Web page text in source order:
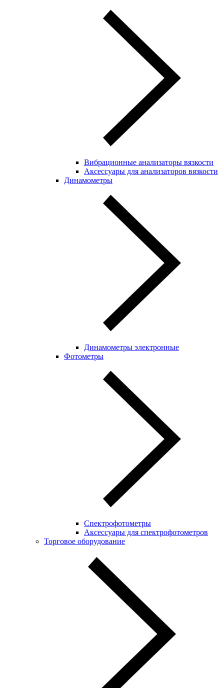
Вибрационные анализаторы вязкости
Аксессуары для анализаторов вязкости
Динамометры
Динамометры электронные
Фотометры
Спектрофотометры
Аксессуары для спектрофотометров
Торговое оборудование